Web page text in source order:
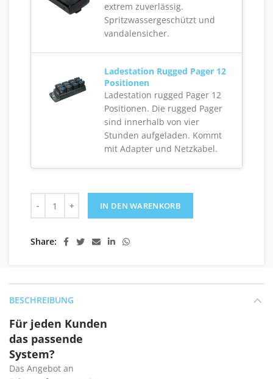
extrem zuverlässig.
Spritzwassergeschützt und
vandalensicher.
Ladestation Rugged Pager 12
Positionen
Ladestation rugged Pager 12
Positionen. Die rugged Pager
sind innerhalb von vier
Stunden aufgeladen. Kommt
mit Adapter und Netzkabel.
IN DEN WARENKORB
Share
BESCHREIBUNG
Für jeden Kunden
das passende
System?
Das Angebot an